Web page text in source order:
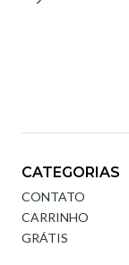
CATEGORIAS
CONTATO
CARRINHO
GRÁTIS